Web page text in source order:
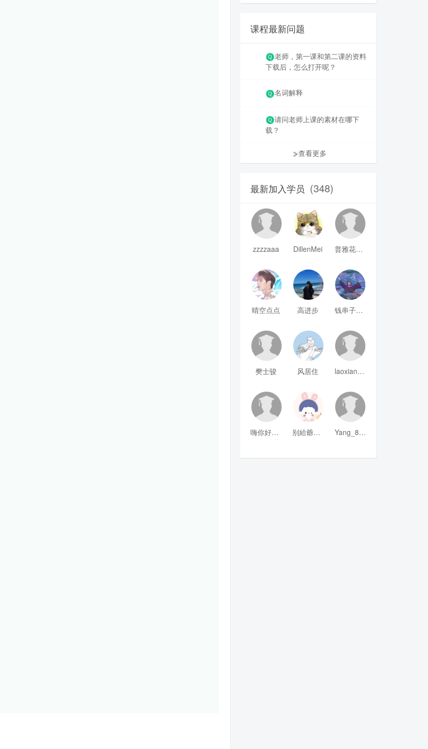
课程最新问题
老师，第一课和第二课的资料
下载后，怎么打开呢？
名词解释
请问老师上课的素材在哪下
载？
查看更多
最新加入学员 (348)
zzzzaaa DillenMei 普雅花qya
晴空点点 高进步 钱串子123
樊士骏 风居住 laoxianrou
嗨你好8mm 别給爺装纯 Yang_811